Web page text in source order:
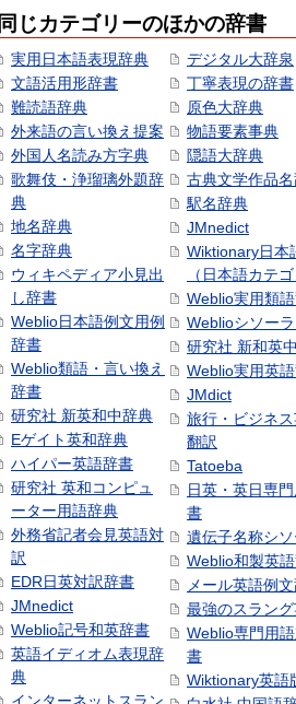
同じカテゴリーのほかの辞書
実用日本語表現辞典
文語活用形辞書
難読語辞典
外来語の言い換え提案
外国人名読み方字典
歌舞伎・浄瑠璃外題辞
典
地名辞典
名字辞典
ウィキペディア小見出
し辞書
Weblio日本語例文用例
辞書
Weblio類語・言い換え
辞書
研究社 新英和中辞典
Eゲイト英和辞典
ハイパー英語辞書
研究社 英和コンピュ
ーター用語辞典
外務省記者会見英語対
訳
EDR日英対訳辞書
JMnedict
Weblio記号和英辞書
英語イディオム表現辞
典
デジタル大辞泉
丁寧表現の辞書
原色大辞典
物語要素事典
隠語大辞典
古典文学作品
駅名辞典
JMnedict
Wiktionary日本
（日本語カテ
Weblio実用類
Weblioシソー
研究社 新和英
Weblio実用英
JMdict
旅行・ビジネ
翻訳
Tatoeba
日英・英日専
書
遺伝子名称シ
Weblio和製英
メール英語例
最強のスラン
Weblio専門用
書
Wiktionary英語